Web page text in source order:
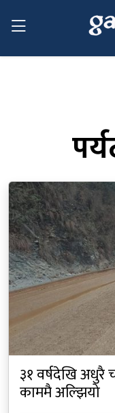
३१ वर्षदेखि
काममै अल्झियो